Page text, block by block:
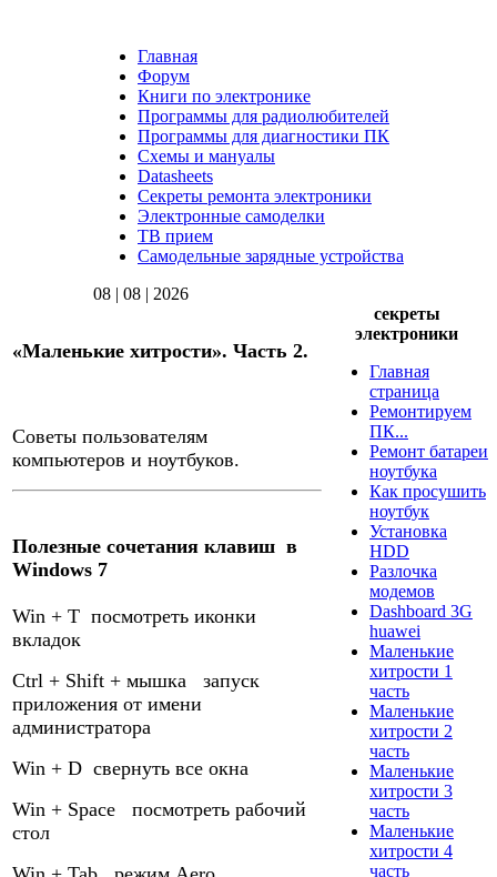
Главная
Форум
Книги по электронике
Программы для радиолюбителей
Программы для диагностики ПК
Схемы и мануалы
Datasheets
Секреты ремонта электроники
Электронные самоделки
ТВ прием
Самодельные зарядные устройства
08 | 08 | 2026
«Маленькие хитрости». Часть 2.
Советы пользователям
компьютеров и ноутбуков.
Полезные сочетания клавиш в
Windows 7
Win + T посмотреть иконки
вкладок
Ctrl + Shift + мышка запуск
приложения от имени
администратора
Win + D свернуть все окна
Win + Space посмотреть рабочий
стол
секреты
электроники
Главная
страница
Ремонтируем
ПК...
Ремонт батареи
ноутбука
Как просушить
ноутбук
Установка
HDD
Разлочка
модемов
Dashboard 3G
huawei
Маленькие
хитрости 1
часть
Маленькие
хитрости 2
часть
Маленькие
хитрости 3
часть
Маленькие
хитрости 4
часть